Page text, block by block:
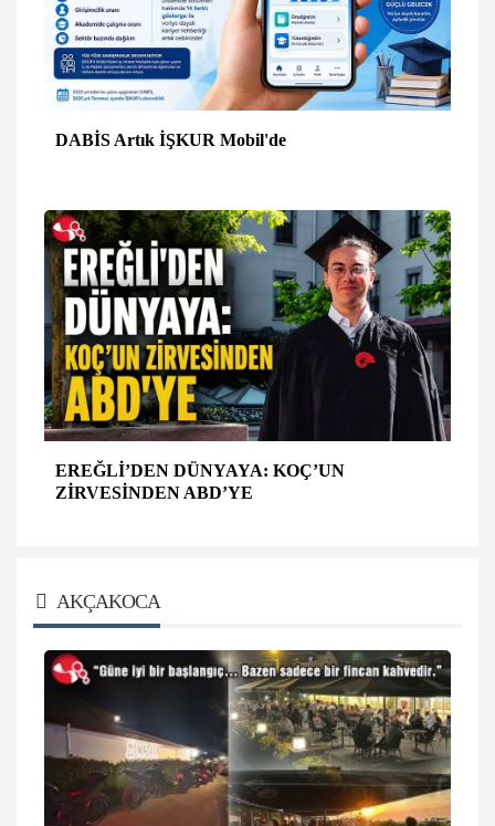
DABİS Artık İŞKUR Mobil'de
EREĞLİ’DEN DÜNYAYA: KOÇ’UN
ZİRVESİNDEN ABD’YE
AKÇAKOCA